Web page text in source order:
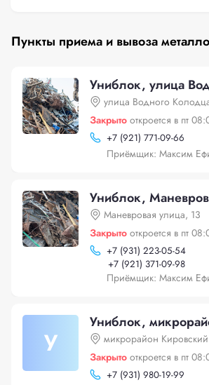
Пункты приема и вывоза
Униблок, улица
улица Водного
Закрыто откроется в пт
+7 (921) 771-09-66
Приёмщик: Максим
Униблок,
Маневровая улица, 13
Закрыто откроется в пт
+7 (931) 223-05-54
+7 (921) 371-09-98
Приёмщик: Максим
У
Униблок,
микрорайон Кировский
Закрыто откроется в пт
+7 (931) 980-19-99